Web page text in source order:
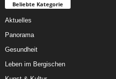
Beliebte Kategorie
Aktuelles
Panorama
Gesundheit
Leben im Bergischen